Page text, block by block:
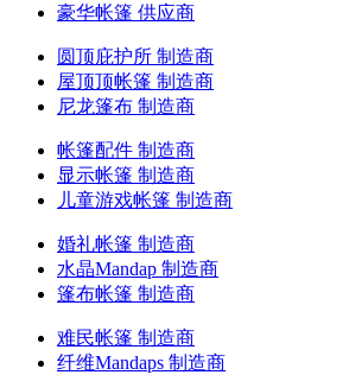
豪华帐篷 供应商
圆顶庇护所 制造商
屋顶顶帐篷 制造商
尼龙篷布 制造商
帐篷配件 制造商
显示帐篷 制造商
儿童游戏帐篷 制造商
婚礼帐篷 制造商
水晶Mandap 制造商
篷布帐篷 制造商
难民帐篷 制造商
纤维Mandaps 制造商